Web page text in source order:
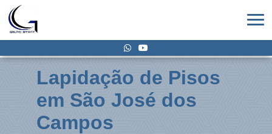
Lapidação de Pisos
em São José dos
Campos